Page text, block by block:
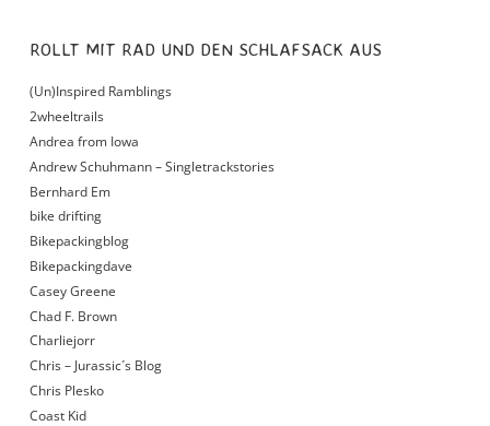
ROLLT MIT RAD UND DEN SCHLAFSACK AUS
(Un)Inspired Ramblings
2wheeltrails
Andrea from Iowa
Andrew Schuhmann – Singletrackstories
Bernhard Em
bike drifting
Bikepackingblog
Bikepackingdave
Casey Greene
Chad F. Brown
Charliejorr
Chris – Jurassic´s Blog
Chris Plesko
Coast Kid